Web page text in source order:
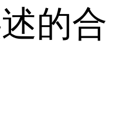
的合